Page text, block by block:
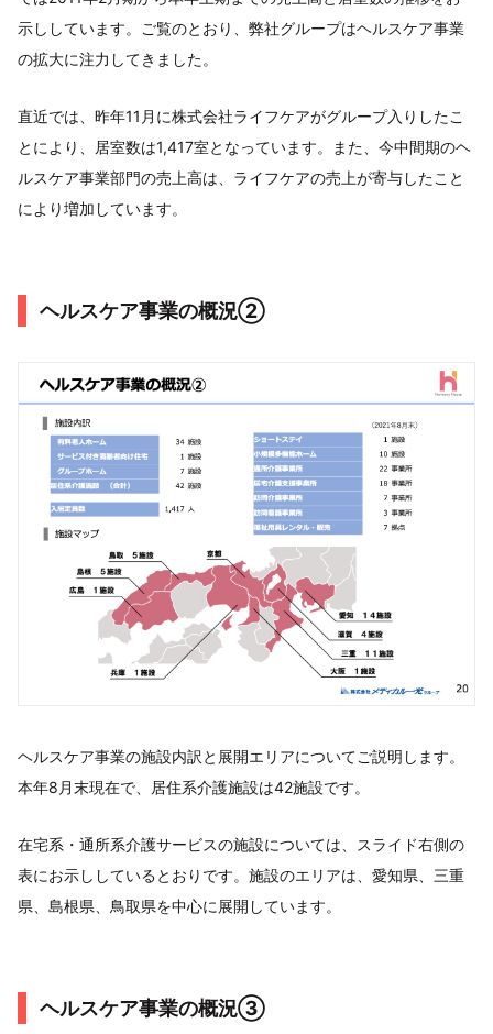
示ししています。ご覧のとおり、弊社グループはヘルスケア事業
の拡大に注力してきました。
直近では、昨年11月に株式会社ライフケアがグループ入りしたこ
とにより、居室数は1,417室となっています。また、今中間期のヘ
ルスケア事業部門の売上高は、ライフケアの売上が寄与したこと
により増加しています。
ヘルスケア事業の概況②
ヘルスケア事業の施設内訳と展開エリアについてご説明します。
本年8月末現在で、居住系介護施設は42施設です。
在宅系・通所系介護サービスの施設については、スライド右側の
表にお示ししているとおりです。施設のエリアは、愛知県、三重
県、島根県、鳥取県を中心に展開しています。
ヘルスケア事業の概況③